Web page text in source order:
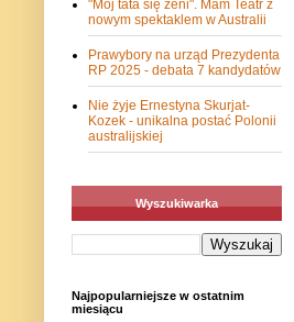
"Mój tata się żeni". Mam Teatr z
nowym spektaklem w Australii
Prawybory na urząd Prezydenta
RP 2025 - debata 7 kandydatów
Nie żyje Ernestyna Skurjat-
Kozek - unikalna postać Polonii
australijskiej
Wyszukiwarka
Najpopularniejsze w ostatnim
miesiącu